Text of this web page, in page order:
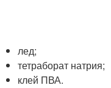
лед;
тетраборат натрия;
клей ПВА.